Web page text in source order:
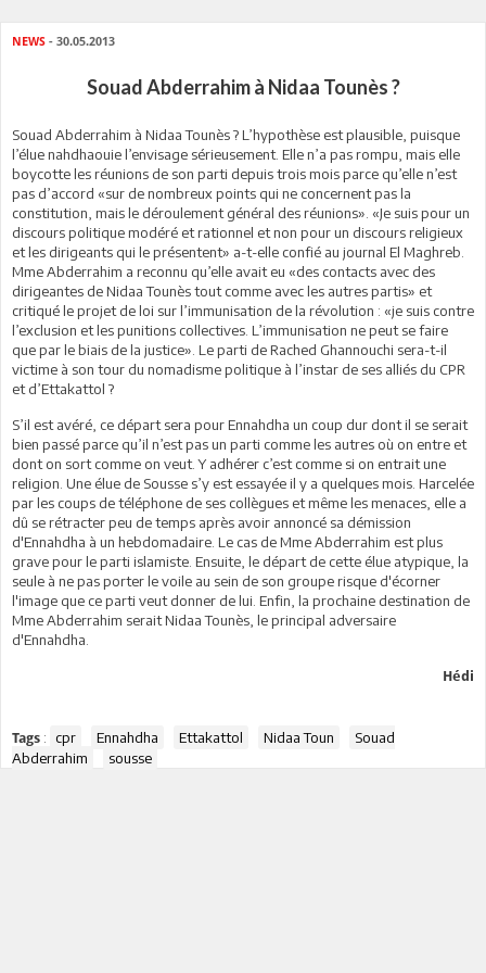
NEWS - 30.05.2013
Souad Abderrahim à Nidaa Tounès ?
Souad Abderrahim à Nidaa Tounès ? L’hypothèse est plausible, puisque
l’élue nahdhaouie l’envisage sérieusement. Elle n’a pas rompu, mais elle
boycotte les réunions de son parti depuis trois mois parce qu’elle n’est
pas d’accord «sur de nombreux points qui ne concernent pas la
constitution, mais le déroulement général des réunions». «Je suis pour un
discours politique modéré et rationnel et non pour un discours religieux
et les dirigeants qui le présentent» a-t-elle confié au journal El Maghreb.
Mme Abderrahim a reconnu qu’elle avait eu «des contacts avec des
dirigeantes de Nidaa Tounès tout comme avec les autres partis» et
critiqué le projet de loi sur l’immunisation de la révolution : «je suis contre
l’exclusion et les punitions collectives. L’immunisation ne peut se faire
que par le biais de la justice». Le parti de Rached Ghannouchi sera-t-il
victime à son tour du nomadisme politique à l’instar de ses alliés du CPR
et d’Ettakattol ?
S’il est avéré, ce départ sera pour Ennahdha un coup dur dont il se serait
bien passé parce qu’il n’est pas un parti comme les autres où on entre et
dont on sort comme on veut. Y adhérer c’est comme si on entrait une
religion. Une élue de Sousse s’y est essayée il y a quelques mois. Harcelée
par les coups de téléphone de ses collègues et même les menaces, elle a
dû se rétracter peu de temps après avoir annoncé sa démission
d'Ennahdha à un hebdomadaire. Le cas de Mme Abderrahim est plus
grave pour le parti islamiste. Ensuite, le départ de cette élue atypique, la
seule à ne pas porter le voile au sein de son groupe risque d'écorner
l'image que ce parti veut donner de lui. Enfin, la prochaine destination de
Mme Abderrahim serait Nidaa Tounès, le principal adversaire
d'Ennahdha.
Hédi
Tags : cpr Ennahdha Ettakattol Nidaa Toun
Souad
Abderrahim
sousse